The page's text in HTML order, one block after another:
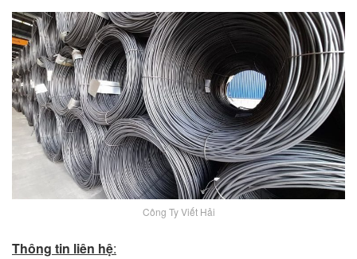
Công Ty Viết Hải
Thông tin liên hệ: